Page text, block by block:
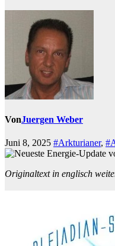
VonJuergen Weber
Juni 8, 2025 #Arkturianer,
Originaltext in englisch